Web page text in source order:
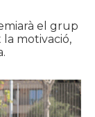
el grup
motivació,